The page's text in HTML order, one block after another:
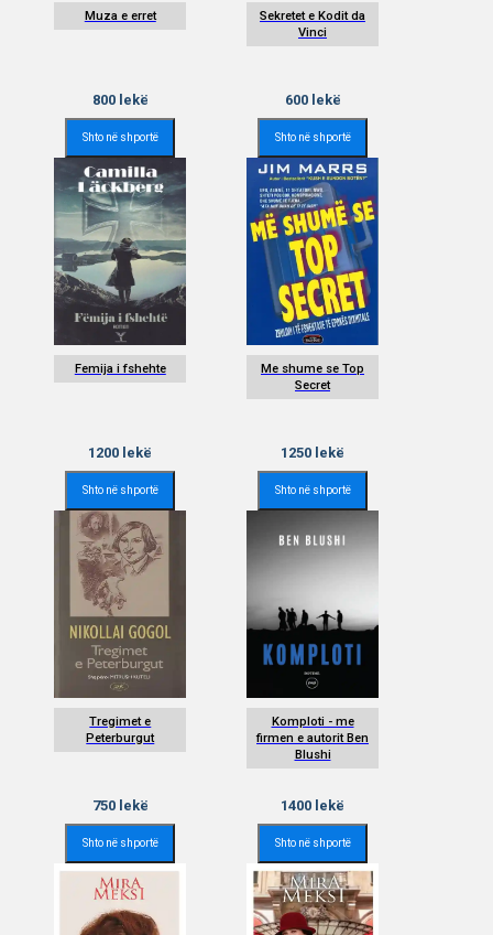
Muza e erret
800lekë
Shto në shportë
Sekretet e Kodit da
Vinci
600lekë
Shto në shportë
Femija i fshehte
1200 lekë
Shto në shportë
Me shume se Top
Secret
1250 lekë
Shto në shportë
Tregimet e
Peterburgut
750lekë
Shto në shportë
Komploti - me
firmen e autorit Ben
Blushi
1400 lekë
Shto në shportë